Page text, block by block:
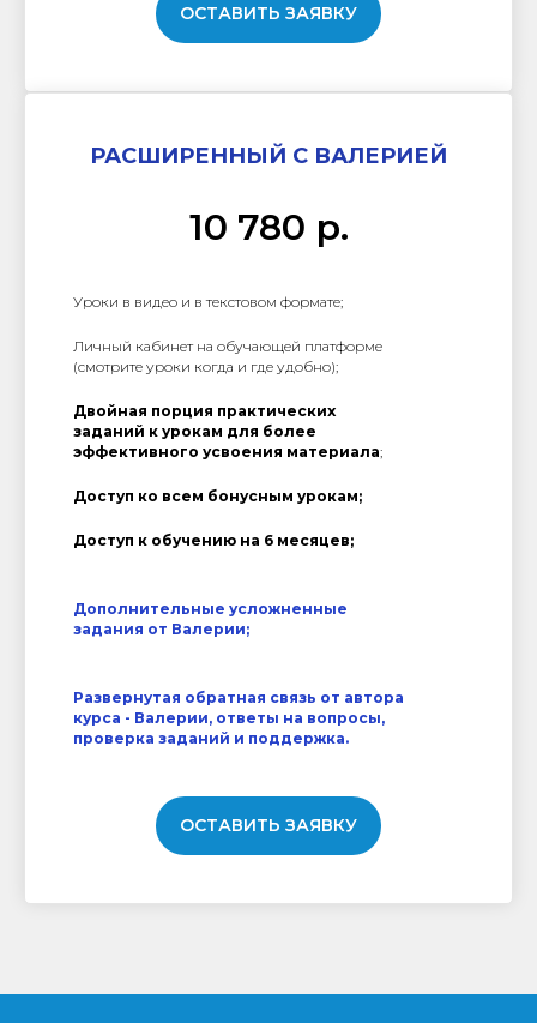
ОСТАВИТЬ ЗАЯВКУ
РАСШИРЕННЫЙ С ВАЛЕРИЕЙ
10 780 р.
Уроки в видео и в текстовом формате;
Личный кабинет на обучающей платформе
(смотрите уроки когда и где удобно);
Двойная порция практических
заданий к урокам для более
эффективного усвоения материала;
Доступ ко всем бонусным урокам;
Доступ к обучению на 6 месяцев;
Дополнительные усложненные
задания от Валерии;
Развернутая обратная связь от автора
курса - Валерии, ответы на вопросы,
проверка заданий и поддержка.
ОСТАВИТЬ ЗАЯВКУ